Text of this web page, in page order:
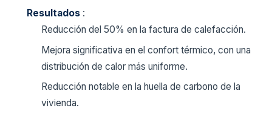
Resultados :
Reducción del 50% en la factura de calefacción.
Mejora significativa en el confort térmico, con una
distribución de calor más uniforme.
Reducción notable en la huella de carbono de la
vivienda.